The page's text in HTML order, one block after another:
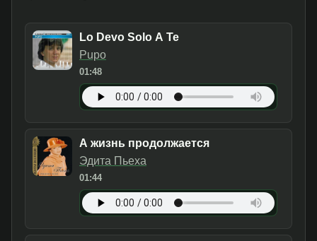
Lo Devo Solo A Te
Pupo
01:48
А жизнь продолжается
Эдита Пьеха
01:44